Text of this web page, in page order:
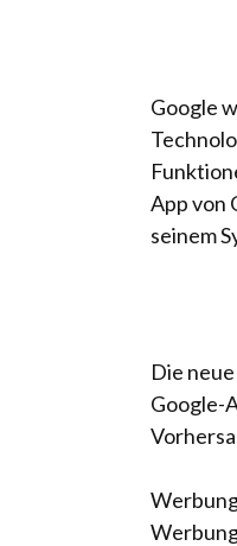
Google
App von
seinem
Die
Google-